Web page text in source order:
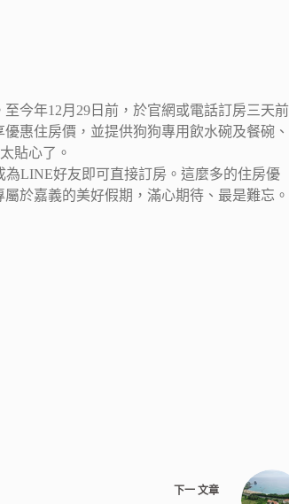
今年12月29日前，於官網或電話訂房三天前
惠住房價，並提供狗狗專用飲水碗及餐碗、
貼心了。
為LINE好友即可直接訂房。這麼多的住房優
於嘉義的美好假期，滿心期待、最是難忘。
下一 文章